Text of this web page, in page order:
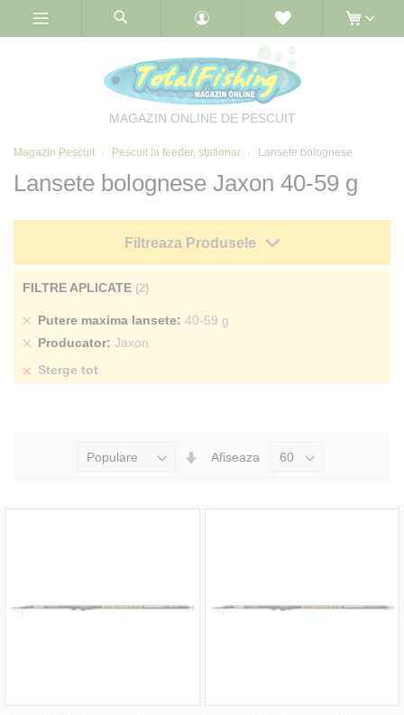
MAGAZIN ONLINE DE PESCUIT
Magazin Pescuit Pescuit la feeder, stationar Lansete bolognese
Lansete bolognese Jaxon 40-59 g
Seteaza
Afiseaza
Filtreaza Produsele
FILTRE APLICATE
Putere maxima lansete 40-59 g
Sterge
produs
Producator Jaxon
Sterge
Sterge tot